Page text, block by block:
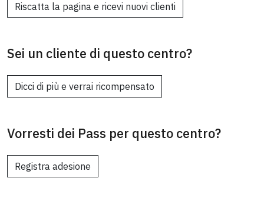
Riscatta la pagina e ricevi nuovi clienti
Sei un cliente di questo centro?
Dicci di più e verrai ricompensato
Vorresti dei Pass per questo centro?
Registra adesione